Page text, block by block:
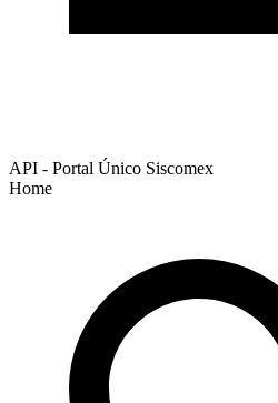
API - Portal Único Siscomex
Home